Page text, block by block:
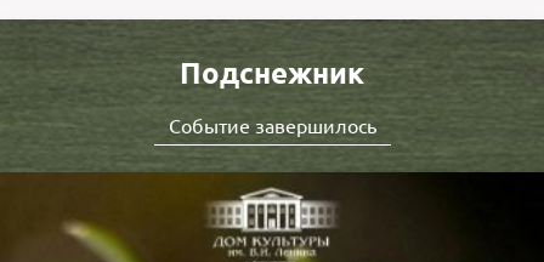
Подснежник
Событие завершилось